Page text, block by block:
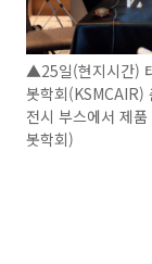
▲25일(현지시간)
봇학회(KSMCAIR)
전시 부스에서 제
봇학회)